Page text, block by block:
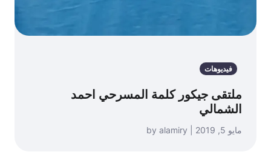
فيديوهات
ملتقى جيكور كلمة المسرحي احمد
الشمالي
مايو 5, 2019 | by alamiry